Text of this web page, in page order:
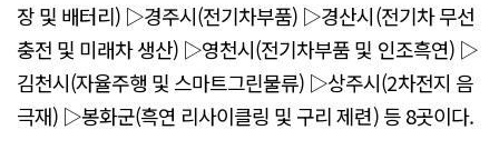
장 및 배터리) ▷경주시(전기차부품) ▷경산시(전기차 무선
충전 및 미래차 생산) ▷영천시(전기차부품 및 인조흑연) ▷
김천시(자율주행 및 스마트그린물류) ▷상주시(2차전지 음
극재) ▷봉화군(흑연 리사이클링 및 구리 제련) 등 8곳이다.